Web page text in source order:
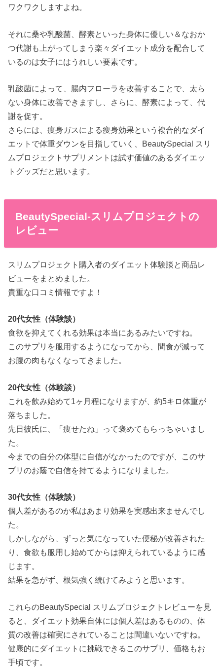
ワクワクしますよね。
それに桑や乳酸菌、酵素といった身体に優しい＆なおか
つ代謝も上がってしまう楽々ダイエット成分を配合して
いるのは女子にはうれしい要素です。
乳酸菌によって、腸内フローラを改善することで、太ら
ない身体に改善できますし、さらに、酵素によって、代
謝を促す。
さらには、痩身ガスによる痩身効果という複合的なダイ
エットで体重ダウンを目指していく、BeautySpecial スリ
ムプロジェクトサプリメントは試す価値のあるダイエッ
トグッズだと思います。
BeautySpecial-スリムプロジェクトの
レビュー
スリムプロジェクト購入者のダイエット体験談と商品レ
ビューをまとめました。
貴重な口コミ情報ですよ！
20代女性（体験談）
食欲を抑えてくれる効果は本当にあるみたいですね。
このサプリを服用するようになってから、間食が減って
お腹の肉もなくなってきました。
20代女性（体験談）
これを飲み始めて1ヶ月程になりますが、約5キロ体重が
落ちました。
先日彼氏に、「痩せたね」って褒めてもらっちゃいまし
た。
今までの自分の体型に自信がなかったのですが、このサ
プリのお蔭で自信を持てるようになりました。
30代女性（体験談）
個人差があるのか私はあまり効果を実感出来ませんでし
た。
しかしながら、ずっと気になっていた便秘が改善された
り、食欲も服用し始めてからは抑えられているように感
じます。
結果を急がず、根気強く続けてみようと思います。
これらのBeautySpecial スリムプロジェクトレビューを見
ると、ダイエット効果自体には個人差はあるものの、体
質の改善は確実にされていることは間違いないですね。
健康的にダイエットに挑戦できるこのサプリ、価格もお
手頃です。